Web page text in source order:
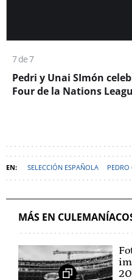
7 de 7
Pedri y Unai SImón
Four de la Nations
SELECCIÓN ESPAÑOLA PEDRO
MÁS EN